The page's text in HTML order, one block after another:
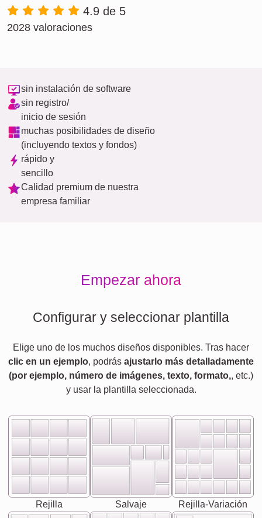
4.9 de 5
2028 valoraciones
sin instalación de software
sin registro/
inicio de sesión
muchas posibilidades de diseño
(incluyendo textos y fondos)
rápido y
sencillo
Calidad premium de nuestra
empresa familiar
Empezar ahora
Configurar y seleccionar plantilla
Elige uno de los muchos diseños disponibles. Tras hacer
clic en un ejemplo, podrás ajustarlo más detalladamente
(por ejemplo, número de imágenes, texto, formato,, etc.)
y usar la plantilla seleccionada.
Rejilla Salvaje Rejilla-Variación